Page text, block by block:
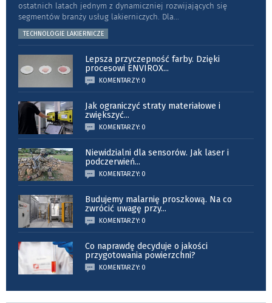
ostatnich latach jednym z dynamiczniej rozwijających się
segmentów branży usług lakierniczych. Dla
TECHNOLOGIE LAKIERNICZE
Lepsza przyczepność farby. Dzięki
procesowi ENVIROX...
KOMENTARZY: 0
Jak ograniczyć straty materiałowe i
zwiększyć...
KOMENTARZY: 0
Niewidzialni dla sensorów. Jak laser i
podczerwień...
KOMENTARZY: 0
Budujemy malarnię proszkową. Na co
zwrócić uwagę przy...
KOMENTARZY: 0
Co naprawdę decyduje o jakości
przygotowania powierzchni?
KOMENTARZY: 0